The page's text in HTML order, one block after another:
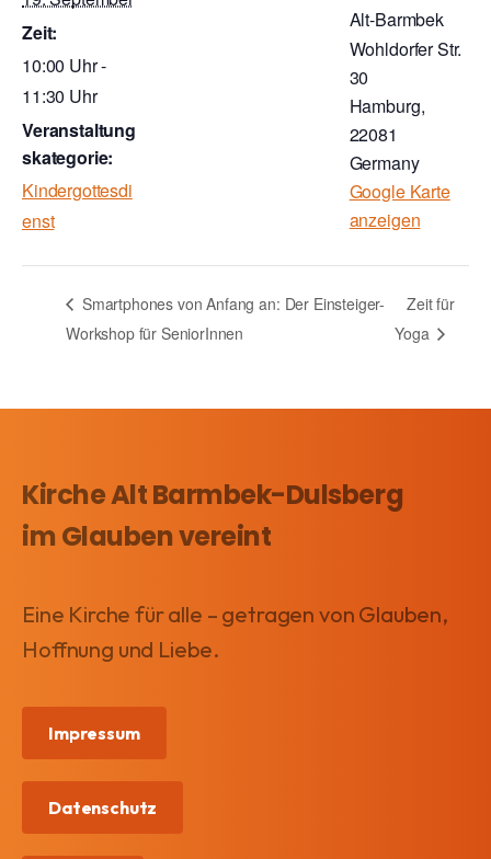
Zeit:
10:00 Uhr -
11:30 Uhr
Veranstaltung
skategorie:
Kindergottesdi
enst
Alt-Barmbek
Wohldorfer Str.
30
Hamburg,
22081
Germany
Google Karte
anzeigen
Smartphones von Anfang an: Der Einsteiger-
Workshop für SeniorInnen
Zeit für
Yoga
Impressum
Datenschutz